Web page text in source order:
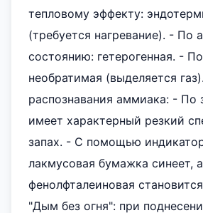
тепловому эффекту:
(требуется нагревание). - По
состоянию: гетерогенная. -
необратимая (выделяется
распознавания аммиака: - По
имеет характерный резкий
запах. - С помощью
лакмусовая бумажка синеет, а
фенолфталеиновая
"Дым без огня": при